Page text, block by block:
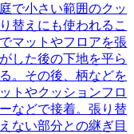
で小さい範囲のクッ
替えにも使われるこ
マットやフロアを張
した後の下地を平ら
。その後、柄などを
トやクッションフロ
などで接着。張り替
ない部分との継ぎ目